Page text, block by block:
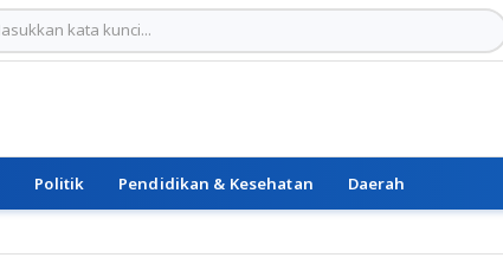
Politik Pendidikan & Kesehatan Daerah